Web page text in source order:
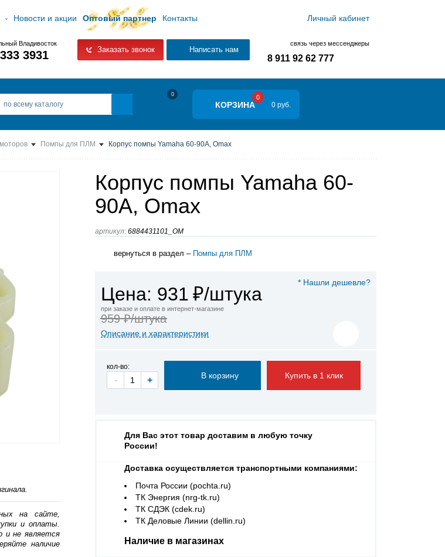
Новости и акции Оптовый партнер Контакты Личный кабинет
Владивосток
3931 Заказать звонок Написать нам
связь через мессенджеры
8 911 92 62 777
по всему каталогу
0
КОРЗИНА
0
0 руб.
Помпы для ПЛМ Корпус помпы Yamaha 60-90A, Omax
Корпус помпы Yamaha 60-
90A, Omax
артикул: 6884431101_OM
вернуться в раздел – Помпы для ПЛМ
на сайте,
и оплаты.
и не является
наличие
* Нашли дешевле?
Цена: 931 ₽/штука
при заказе и оплате в интернет-магазине
959 ₽/штука
Описание и характеристики
кол-во:
- + Купить в 1 клик
Для Вас этот товар доставим в любую точку
России!
Доставка осуществляется транспортными компаниями:
Почта России (pochta.ru)
ТК Энергия (nrg-tk.ru)
ТК СДЭК (cdek.ru)
ТК Деловые Линии (dellin.ru)
Наличие в магазинах